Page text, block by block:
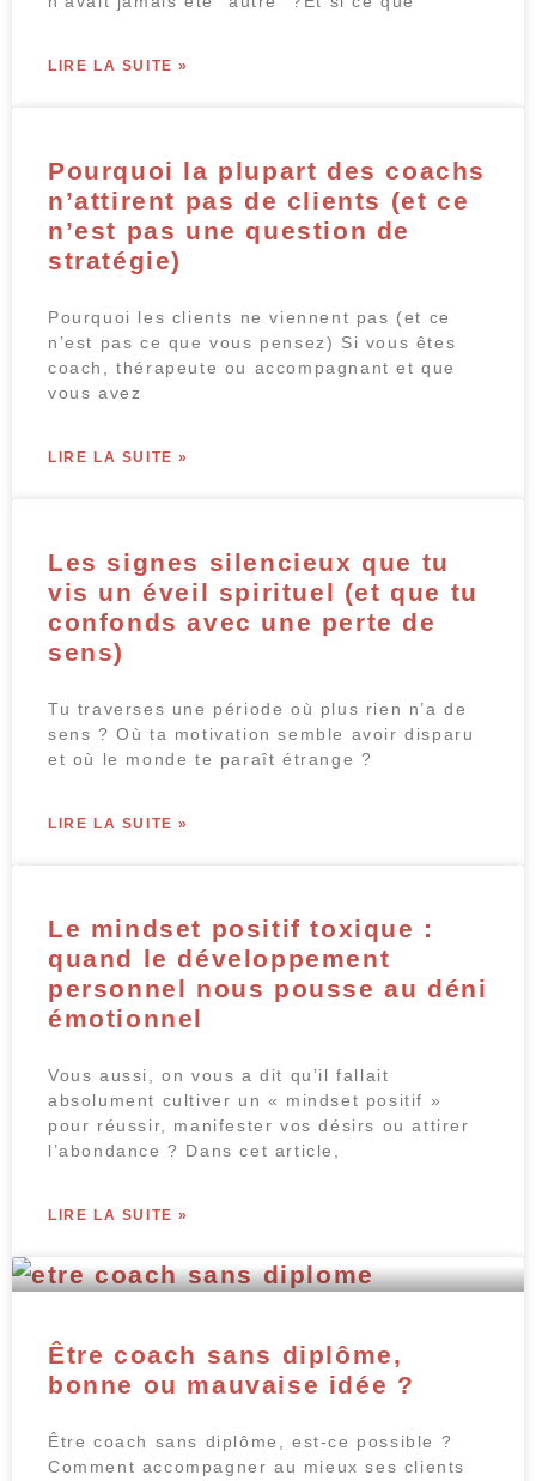
LIRE LA SUITE »
Pourquoi la plupart des coachs
n’attirent pas de clients (et ce
n’est pas une question de
stratégie)
Pourquoi les clients ne viennent pas (et ce
n’est pas ce que vous pensez) Si vous êtes
coach, thérapeute ou accompagnant et que
vous avez
LIRE LA SUITE »
Les signes silencieux que tu
vis un éveil spirituel (et que tu
confonds avec une perte de
sens)
Tu traverses une période où plus rien n’a de
sens ? Où ta motivation semble avoir disparu
et où le monde te paraît étrange ?
LIRE LA SUITE »
Le mindset positif toxique :
quand le développement
personnel nous pousse au déni
émotionnel
Vous aussi, on vous a dit qu’il fallait
absolument cultiver un « mindset positif »
pour réussir, manifester vos désirs ou attirer
l’abondance ? Dans cet article,
LIRE LA SUITE »
Être coach sans diplôme,
bonne ou mauvaise idée ?
Être coach sans diplôme, est-ce possible ?
Comment accompagner au mieux ses clients